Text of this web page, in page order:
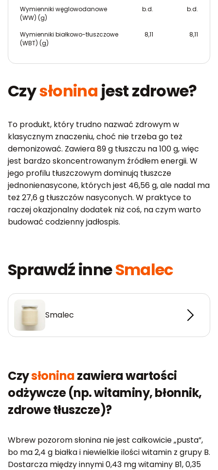
Wymienniki węglowodanowe
(WW) (g)
b.d. b.d.
Wymienniki białkowo-tłuszczowe
(WBT) (g)
8,11 8,11
Czysłonina jest zdrowe?
To produkt, który trudno nazwać zdrowym w
klasycznym znaczeniu, choć nie trzeba go też
demonizować. Zawiera 89 g tłuszczu na 100 g, więc
jest bardzo skoncentrowanym źródłem energii. W
jego profilu tłuszczowym dominują tłuszcze
jednonienasycone, których jest 46,56 g, ale nadal ma
też 27,6 g tłuszczów nasyconych. W praktyce to
raczej okazjonalny dodatek niż coś, na czym warto
budować codzienny jadłospis.
Sprawdź inneSmalec
Smalec
Czysłoninazawiera wartości
odżywcze (np. witaminy, błonnik,
zdrowe tłuszcze)?
Wbrew pozorom słonina nie jest całkowicie „pusta”,
bo ma 2,4 g białka i niewielkie ilości witamin z grupy B.
Dostarcza między innymi 0,43 mg witaminy B1, 0,35